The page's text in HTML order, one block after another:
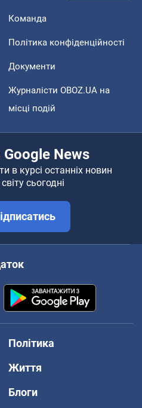
Команда
Політика конфіденційності
Документи
Журналісти OBOZ.UA на
місці подій
Google News
в курсі останніх новин
сьогодні
Політика
Життя
Блоги